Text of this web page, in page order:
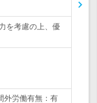
を考慮の上、優
外労働有無：有